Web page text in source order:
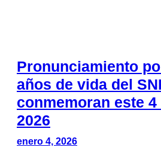
Pronunciamiento
años de vida del
conmemoran este
2026
enero 4, 2026